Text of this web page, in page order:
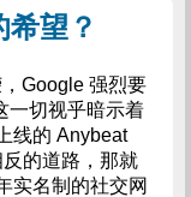
望？
Google 强烈要
一切视乎暗示着
线的 Anybeat
的道路，那就
实名制的社交网